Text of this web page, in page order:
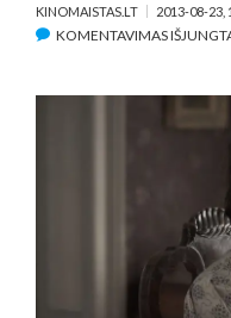
KINOMAISTAS.LT 2013-08-23,
KOMENTAVIMAS